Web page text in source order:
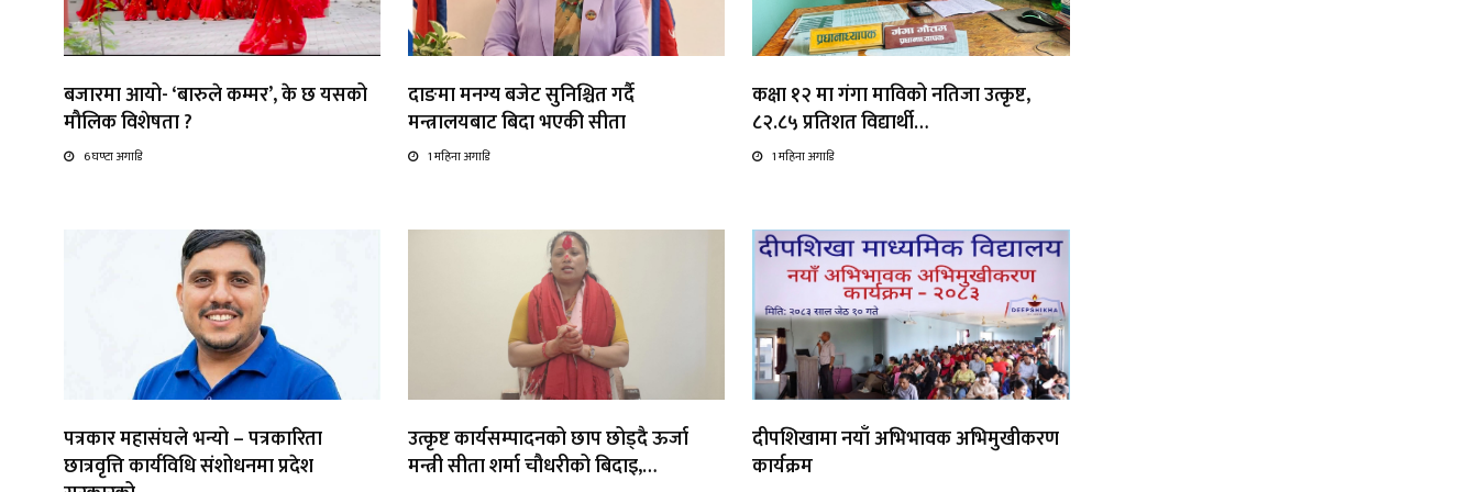
बजारमा आयो- ‘बारुले कम्मर’, के छ यसको
मौलिक विशेषता ?
6 घण्टा अगाडि
दाङमा मनग्य बजेट सुनिश्चित गर्दै
मन्त्रालयबाट बिदा भएकी सीता
1 महिना अगाडि
कक्षा १२ मा गंगा माविको नतिजा उत्कृष्ट,
८२.८५ प्रतिशत विद्यार्थी…
1 महिना अगाडि
पत्रकार महासंघले भन्यो – पत्रकारिता
छात्रवृत्ति कार्यविधि संशोधनमा प्रदेश
उत्कृष्ट कार्यसम्पादनको छाप छोड्दै ऊर्जा
मन्त्री सीता शर्मा चौधरीको बिदाइ,…
दीपशिखामा नयाँ अभिभावक अभिमुखीकरण
कार्यक्रम